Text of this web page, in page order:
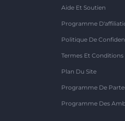
Aide Et Soutien
Programme
Politique De
Termes Et Conditions
Plan Du Site
Programme De
Programme Des